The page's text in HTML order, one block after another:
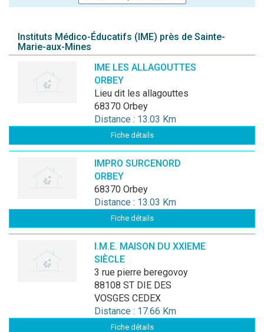
Instituts Médico-Éducatifs (IME) près de Sainte-
Marie-aux-Mines
IME LES ALLAGOUTTES
ORBEY
lieu dit les allagouttes
68370 Orbey
Distance : 13.03 Km
Fiche détails
IMPRO SURCENORD
ORBEY
68370 Orbey
Distance : 13.03 Km
Fiche détails
I.M.E. MAISON DU XXIEME
SIÈCLE
3 rue pierre beregovoy
88108 ST DIE DES
VOSGES CEDEX
Distance : 17.66 Km
Fiche détails